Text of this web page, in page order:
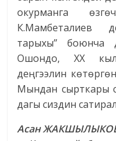
окурманга
К.Мамбеталиев
тарыхы” боюнча
Ошондо, ХХ
деңгээлин
Мындан сырткары
дагы сиздин
Асан